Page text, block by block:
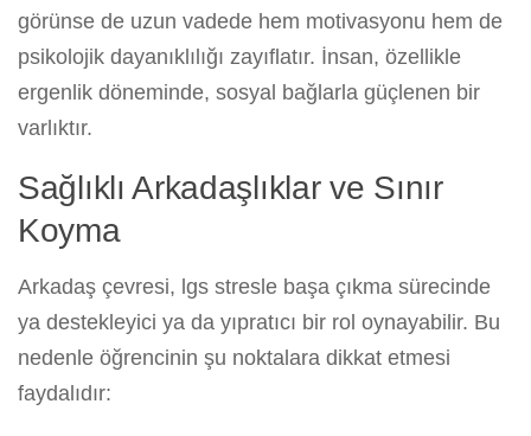
görünse de uzun vadede hem motivasyonu hem de
psikolojik dayanıklılığı zayıflatır. İnsan, özellikle
ergenlik döneminde, sosyal bağlarla güçlenen bir
varlıktır.
Sağlıklı Arkadaşlıklar ve Sınır
Koyma
Arkadaş çevresi, lgs stresle başa çıkma sürecinde
ya destekleyici ya da yıpratıcı bir rol oynayabilir. Bu
nedenle öğrencinin şu noktalara dikkat etmesi
faydalıdır: